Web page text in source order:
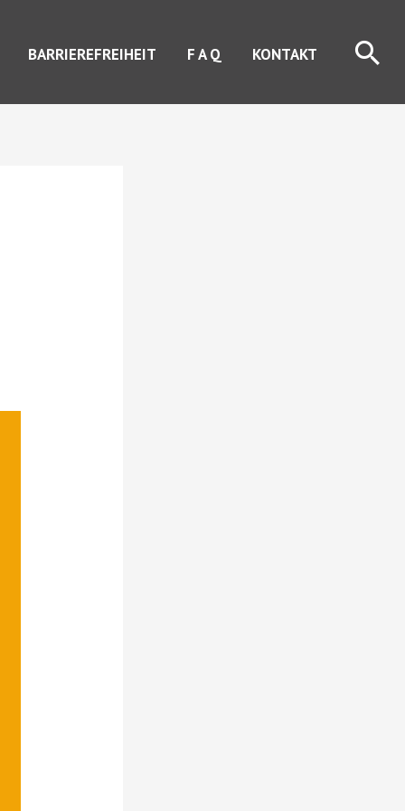
BARRIEREFREIHEIT F A Q KONTAKT